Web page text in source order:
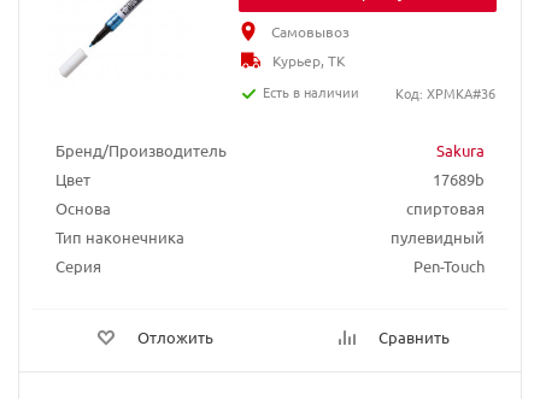
Бренд/Производитель
Sakura
Цвет
17689b
Основа
спиртовая
Тип наконечника
пулевидный
Серия
Pen-Touch
Отложить Сравнить
Самовывоз
Курьер, ТК
Есть в наличии
Код: XPMKA#36